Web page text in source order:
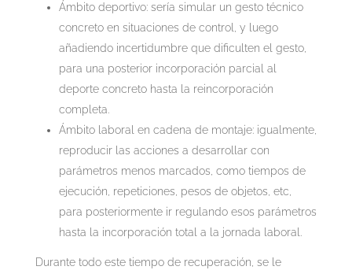
Ámbito deportivo: sería simular un gesto técnico
concreto en situaciones de control, y luego
añadiendo incertidumbre que dificulten el gesto,
para una posterior incorporación parcial al
deporte concreto hasta la reincorporación
completa.
Ámbito laboral en cadena de montaje: igualmente,
reproducir las acciones a desarrollar con
parámetros menos marcados, como tiempos de
ejecución, repeticiones, pesos de objetos, etc,
para posteriormente ir regulando esos parámetros
hasta la incorporación total a la jornada laboral.
Durante todo este tiempo de recuperación, se le